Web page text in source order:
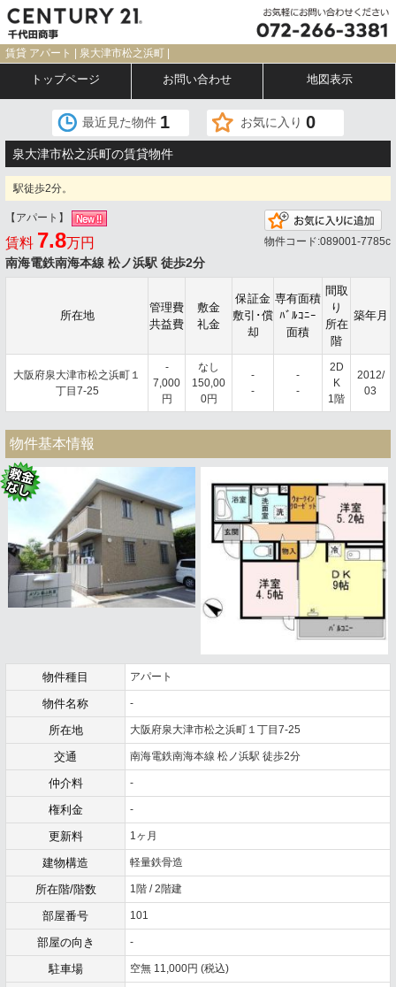
賃貸 アパート | 泉大津市松之浜町 |
トップページ お問い合わせ 地図表示
最近見た物件 1 お気に入り 0
泉大津市松之浜町の賃貸物件
駅徒歩2分。
【アパート】
賃料 7.8万円
南海電鉄南海本線 松ノ浜駅 徒歩2分
物件コード:089001-7785c
所在地
管理費
共益費
敷金
礼金
保証金
敷引･償
却
専有面積
ﾊﾞﾙｺﾆｰ
面積
間取
り
所在
階
築年月
大阪府泉大津市松之浜町１
丁目7-25
-
7,000
円
なし
150,00
0円
-
-
-
-
2D
K
1階
2012/
03
物件基本情報
物件種目 アパート
物件名称 -
所在地 大阪府泉大津市松之浜町１丁目7-25
交通 南海電鉄南海本線 松ノ浜駅 徒歩2分
仲介料 -
権利金 -
更新料 1ヶ月
建物構造 軽量鉄骨造
所在階/階数 1階 / 2階建
部屋番号 101
部屋の向き -
駐車場 空無 11,000円 (税込)